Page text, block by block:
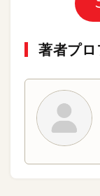
著者プロ